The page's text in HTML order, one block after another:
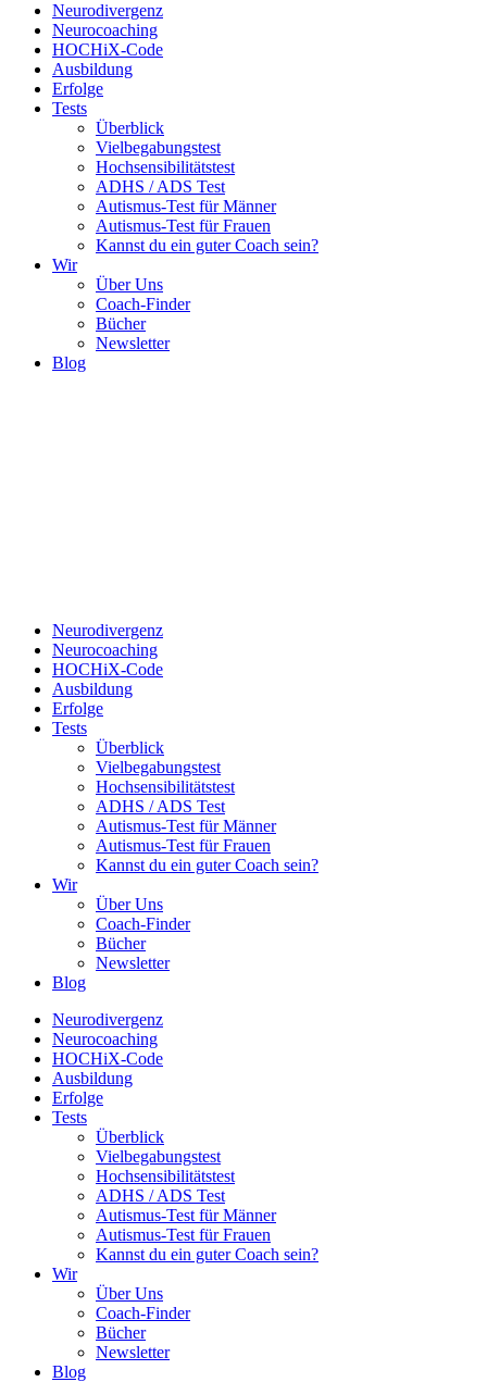
Neurodivergenz
Neurocoaching
HOCHiX-Code
Ausbildung
Erfolge
Tests
Überblick
Vielbegabungstest
Hochsensibilitätstest
ADHS / ADS Test
Autismus-Test für Männer
Autismus-Test für Frauen
Kannst du ein guter Coach sein?
Wir
Über Uns
Coach-Finder
Bücher
Newsletter
Blog
Neurodivergenz
Neurocoaching
HOCHiX-Code
Ausbildung
Erfolge
Tests
Überblick
Vielbegabungstest
Hochsensibilitätstest
ADHS / ADS Test
Autismus-Test für Männer
Autismus-Test für Frauen
Kannst du ein guter Coach sein?
Wir
Über Uns
Coach-Finder
Bücher
Newsletter
Blog
Neurodivergenz
Neurocoaching
HOCHiX-Code
Ausbildung
Erfolge
Tests
Überblick
Vielbegabungstest
Hochsensibilitätstest
ADHS / ADS Test
Autismus-Test für Männer
Autismus-Test für Frauen
Kannst du ein guter Coach sein?
Wir
Über Uns
Coach-Finder
Bücher
Newsletter
Blog